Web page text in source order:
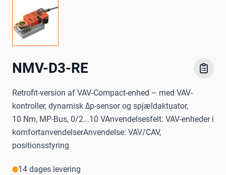
NMV-D3-RE
Retrofit-version af VAV-Compact-enhed – med VAV-
kontroller, dynamisk Δp-sensor og spjældaktuator,
10 Nm, MP-Bus, 0/2...10 VAnvendelsesfelt: VAV-enheder i
komfortanvendelserAnvendelse: VAV/CAV,
positionsstyring
14 dages levering